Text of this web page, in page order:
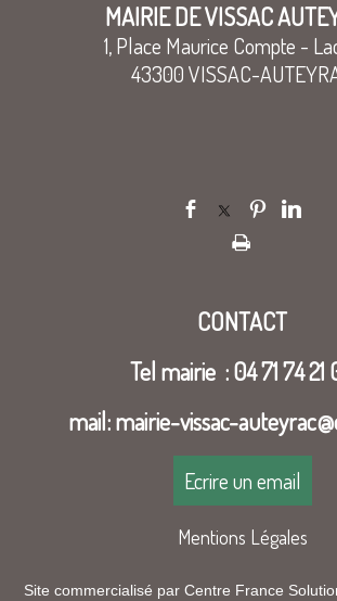
MAIRIE DE VISSAC
1, Place Maurice Compte -
43300 VISSAC-
CONTACT
Tel mairie : 04 71 74 21
mail: mairie-vissac-
Ecrire un email
Mentions Légales
Site commercialisé par Centre France